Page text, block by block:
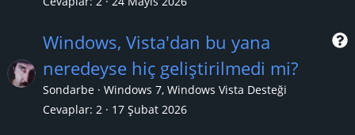
S
Windows, Vista'dan bu yana
neredeyse hiç geliştirilmedi mi?
Sondarbe
Windows 7, Windows Vista Desteği
Cevaplar 2 17 Şubat 2026